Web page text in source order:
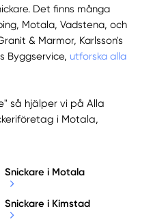
Det finns många
Motala, Vadstena, och
& Marmor, Karlsson's
Byggservice,utforska alla
så hjälper vi på Alla
i Motala,
Snickare i Motala
Snickare i Kimstad